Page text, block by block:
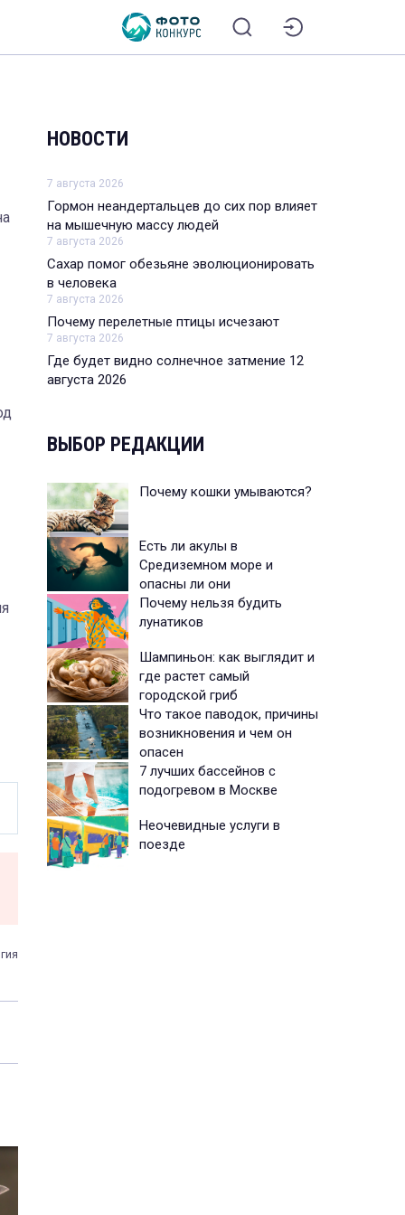
НОВОСТИ
7 августа 2026
Гормон неандертальцев до сих пор влияет
на мышечную массу людей
7 августа 2026
Сахар помог обезьяне эволюционировать
в человека
7 августа 2026
Почему перелетные птицы исчезают
7 августа 2026
Где будет видно солнечное затмение 12
августа 2026
ВЫБОР РЕДАКЦИИ
Почему кошки умываются?
Есть ли акулы в
Средиземном море и
опасны ли они
Почему нельзя будить
лунатиков
Шампиньон: как выглядит и
где растет самый
городской гриб
Что такое паводок, причины
возникновения и чем он
опасен
7 лучших бассейнов с
подогревом в Москве
Неочевидные услуги в
поезде